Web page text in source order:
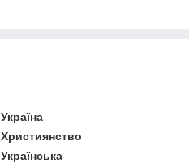
Україна
Християнство
Українська